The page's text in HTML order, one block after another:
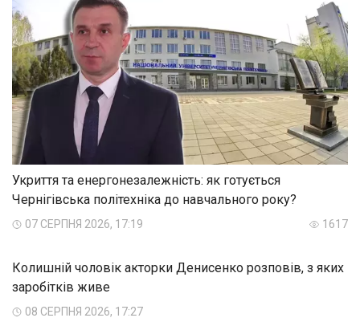
Укриття та енергонезалежність: як готується
Чернігівська політехніка до навчального року?
07 СЕРПНЯ 2026, 17:19 1617
Колишній чоловік акторки Денисенко розповів, з яких
заробітків живе
08 СЕРПНЯ 2026, 17:27